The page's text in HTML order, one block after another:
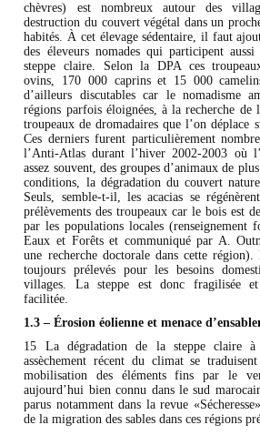
chèvres) est nombreux autour des
destruction du couvert végétal dans un
habités. À cet élevage sédentaire, il faut
des éleveurs nomades qui participent
steppe claire. Selon la DPA ces
ovins, 170 000 caprins et 15 000
d’ailleurs discutables car le nomadisme
régions parfois éloignées, à la recherche de
troupeaux de dromadaires que l’on déplace
Ces derniers furent particulièrement
l’Anti-Atlas durant l’hiver 2002-2003 où
assez souvent, des groupes d’animaux de
conditions, la dégradation du couvert
Seuls, semble-t-il, les acacias se
prélèvements des troupeaux car le bois est
par les populations locales (renseignement
Eaux et Forêts et communiqué par A.
une recherche doctorale dans cette
toujours prélevés pour les besoins
villages. La steppe est donc fragilisée
facilitée.
1.3 – Érosion éolienne et menace
15 La dégradation de la steppe claire
assèchement récent du climat se
mobilisation des éléments fins par le
aujourd’hui bien connu dans le sud
parus notamment dans la revue
de la migration des sables dans ces régions